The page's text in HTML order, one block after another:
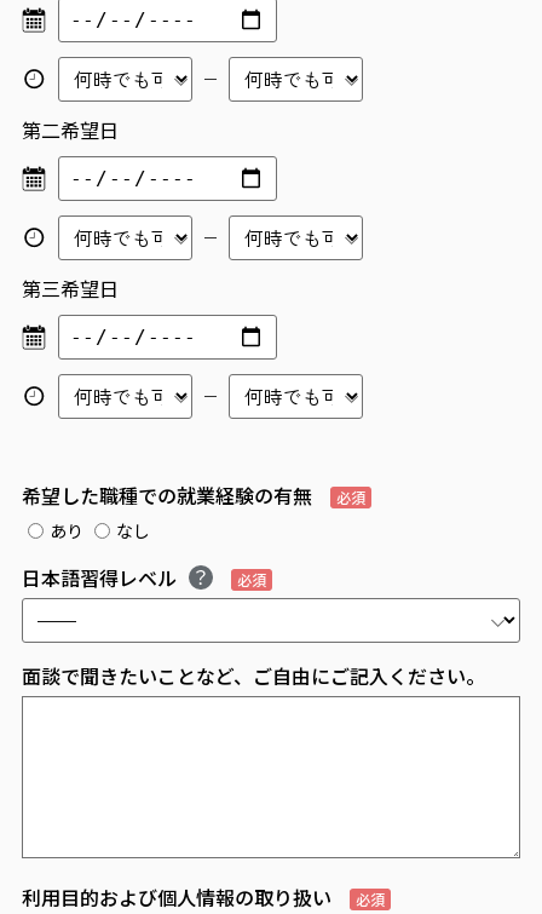
第二希望日
第三希望日
希望した職種での就業経験の有無 必須
あり なし
日本語習得レベル 必須
面談で聞きたいことなど、ご自由にご記入ください。
利用目的および個人情報の取り扱い 必須